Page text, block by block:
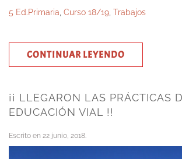
5 Ed.Primaria, Curso 18/19, Trabajos
CONTINUAR LEYENDO
¡¡ LLEGARON LAS PRÁCTICAS
EDUCACIÓN VIAL !!
Escrito en 22 junio, 2018.